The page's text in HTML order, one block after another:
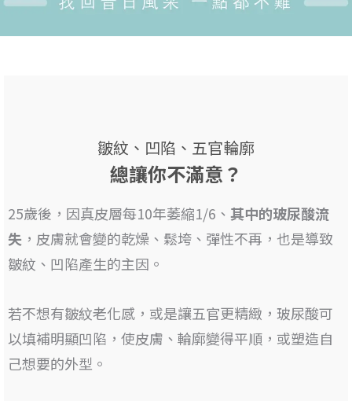
皺紋、凹陷、五官輪廓
總讓你不滿意？
25歲後，因真皮層每10年萎縮1/6、 其中的玻尿酸流
失 ，皮膚就會變的乾燥、鬆垮、彈性不再，也是導致
皺紋、凹陷產生的主因 。
若不想有皺紋老化感，或是讓五官更精緻， 玻尿酸可
以填補明顯凹陷 ，使皮膚、輪廓變得平順，或塑造自
己想要的外型。